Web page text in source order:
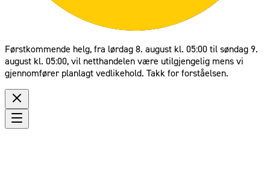
Førstkommende helg, fra lørdag 8. august kl. 05:00 til søndag 9.
august kl. 05:00, vil netthandelen være utilgjengelig mens vi
gjennomfører planlagt vedlikehold. Takk for forståelsen.